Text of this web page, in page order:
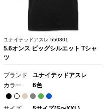
ユナイテッドアスレ 550801
5.6オンス ビッグシルエット Tシャ
ツ
ブランド
ユナイテッドアスレ
カラー
6色